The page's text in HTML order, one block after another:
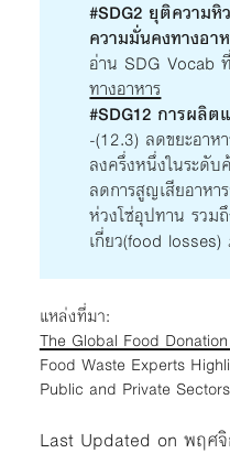
#SDG2 ยุติความหิ
ความมั่นคงทางอา
อ่าน SDG Vocab
ทางอาหาร
#SDG12 การผลิต
-(12.3) ลดขยะอาห
ลงครึ่งหนึ่งในระดั
ลดการสูญเสียอาหา
ห่วงโซ่อุปทาน รวม
เกี่ยว(food
แหล่งที่มา:
The Global Food
Food Waste Experts
Public and Private
Last Updated on พฤศ